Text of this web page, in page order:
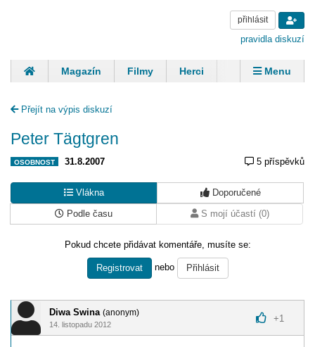
přihlásit
pravidla diskuzí
Magazín Filmy Herci
Zpěváci
Panovníci
Finančníci
Menu
Přejít na výpis diskuzí
Peter Tägtgren
OSOBNOST 31.8.2007 5 příspěvků
Vlákna
Doporučené
Podle času
S mojí účastí (0)
Pokud chcete přidávat komentáře, musíte se:
Registrovat nebo Přihlásit
Diwa Swina (anonym)
14. listopadu 2012
+1